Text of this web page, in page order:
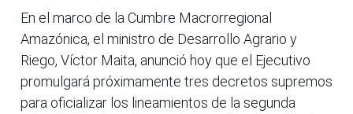
En el marco de la Cumbre Macrorregional
Amazónica, el ministro de Desarrollo Agrario y
Riego, Víctor Maita, anunció hoy que el Ejecutivo
promulgará próximamente tres decretos supremos
para oficializar los lineamientos de la segunda